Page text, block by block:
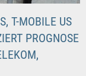
T-MOBILE US
PROGNOSE